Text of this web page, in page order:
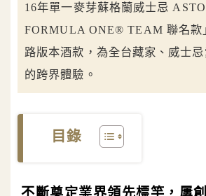
16年單一麥芽蘇格蘭威士忌
FORMULA ONE® TEAM 聯名款
路版本酒款，為全台藏家、威士
的跨界體驗。
目錄